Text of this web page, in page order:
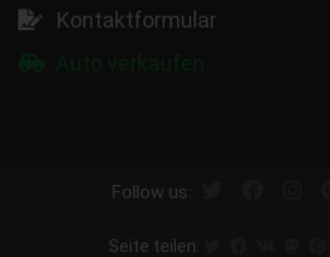
Kontaktformular
Follow us:
Seite teilen: